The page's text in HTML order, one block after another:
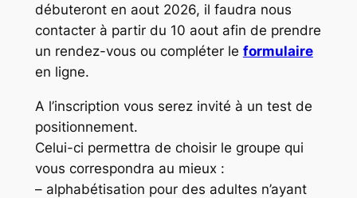
débuteront en aout 2026, il faudra nous
contacter à partir du 10 aout afin de prendre
un rendez-vous ou compléter le formulaire
en ligne.
A l’inscription vous serez invité à un test de
positionnement.
Celui-ci permettra de choisir le groupe qui
vous correspondra au mieux :
– alphabétisation pour des adultes n’ayant